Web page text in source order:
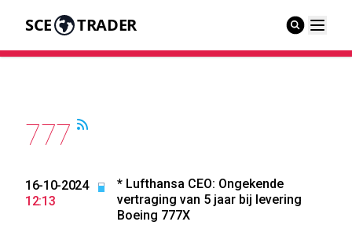
SCE TRADER
777
16-10-2024
12:13
* Lufthansa CEO: Ongekende
vertraging van 5 jaar bij levering
Boeing 777X